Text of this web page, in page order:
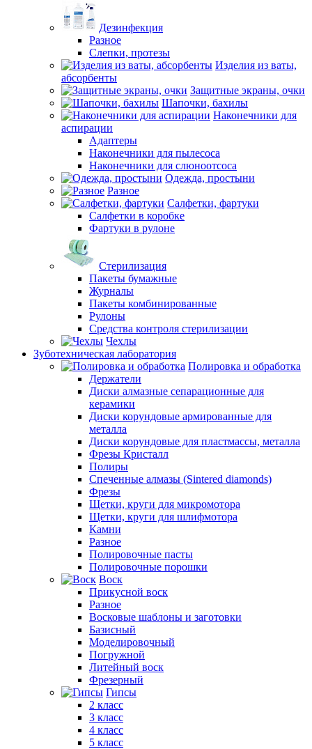
Дезинфекция
Разное
Слепки, протезы
Изделия из ваты,
абсорбенты
Защитные экраны, очки
Шапочки, бахилы
Наконечники для
аспирации
Адаптеры
Наконечники для пылесоса
Наконечники для слюноотсоса
Одежда, простыни
Разное
Салфетки, фартуки
Салфетки в коробке
Фартуки в рулоне
Стерилизация
Пакеты бумажные
Журналы
Пакеты комбинированные
Рулоны
Средства контроля стерилизации
Чехлы
Зуботехническая лаборатория
Полировка и обработка
Держатели
Диски алмазные сепарационные для
керамики
Диски корундовые армированные для
металла
Диски корундовые для пластмассы, металла
Фрезы Кристалл
Полиры
Спеченные алмазы (Sintered diamonds)
Фрезы
Щетки, круги для микромотора
Щетки, круги для шлифмотора
Камни
Разное
Полировочные пасты
Полировочные порошки
Воск
Прикусной воск
Разное
Восковые шаблоны и заготовки
Базисный
Моделировочный
Погружной
Литейный воск
Фрезерный
Гипсы
2 класс
3 класс
4 класс
5 класс